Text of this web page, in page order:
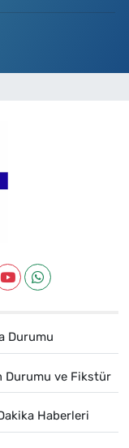
Durumu
Durumu ve Fikstür
Haberleri